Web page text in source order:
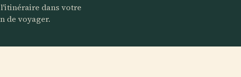
dans votre
de voyager.